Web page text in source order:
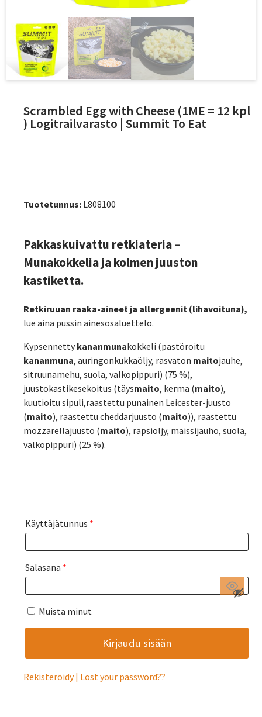
Scrambled Egg with Cheese (1ME = 12 kpl
) Logitrailvarasto | Summit To Eat
Tuotetunnus: L808100
Pakkaskuivattu retkiateria –
Munakokkelia ja kolmen juuston
kastiketta.
Retkiruuan raaka-aineet ja allergeenit (lihavoituna),
lue aina pussin ainesosaluettelo.
Kypsennettykananmunakokkeli (pastöroitu
kananmuna, auringonkukkaöljy, rasvaton maitojauhe,
sitruunamehu, suola, valkopippuri) (75 %),
juustokastikesekoitus (täysmaito, kerma (maito),
kuutioitu sipuli,raastettu punainen Leicester-juusto
(maito), raastettu cheddarjuusto (maito)), raastettu
mozzarellajuusto (maito), rapsiöljy, maissijauho, suola,
valkopippuri) (25 %).
Käyttäjätunnus *
Salasana *
Muista minut
Rekisteröidy Lost your password?